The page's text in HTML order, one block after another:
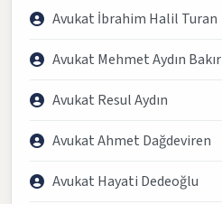
Avukat İbrahim Halil Turan
Avukat Mehmet Aydın Bakır
Avukat Resul Aydın
Avukat Ahmet Dağdeviren
Avukat Hayati Dedeoğlu